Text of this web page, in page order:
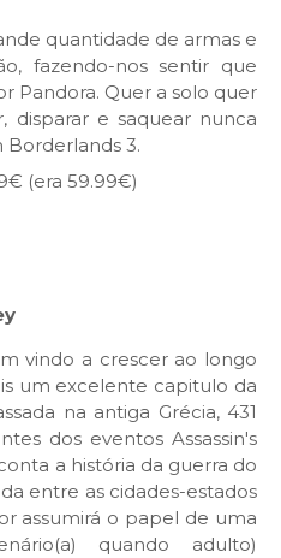
quantidade de armas e
fazendo-nos sentir que
Pandora. Quer a solo quer
disparar e saquear nunca
3.
(era 59.99€)
vindo a crescer ao longo
um excelente capitulo da
na antiga Grécia, 431
dos eventos Assassin's
a história da guerra do
entre as cidades-estados
assumirá o papel de uma
quando adulto)